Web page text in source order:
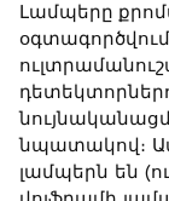
Լամպերը
նպատակով։
լամպերն են